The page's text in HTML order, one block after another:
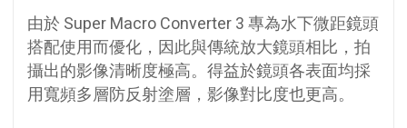
由於 Super Macro Converter 3 專為水下微距鏡頭
搭配使用而優化，因此與傳統放大鏡頭相比，拍
攝出的影像清晰度極高。得益於鏡頭各表面均採
用寬頻多層防反射塗層，影像對比度也更高。